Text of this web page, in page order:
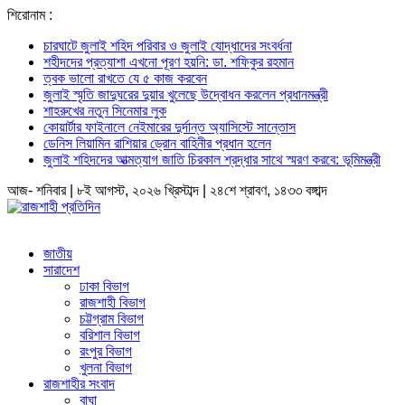
শিরোনাম :
চারঘাটে জুলাই শহিদ পরিবার ও জুলাই যোদ্ধাদের সংবর্ধনা
শহীদদের প্রত্যাশা এখনো পূরণ হয়নি: ডা. শফিকুর রহমান
ত্বক ভালো রাখতে যে ৫ কাজ করবেন
জুলাই স্মৃতি জাদুঘরের দুয়ার খুলেছে উদ্বোধন করলেন প্রধানমন্ত্রী
শাহরুখের নতুন সিনেমার লুক
কোয়ার্টার ফাইনালে নেইমারের দুর্দান্ত অ্যাসিস্টে সান্তোস
ডেনিস লিয়ামিন রাশিয়ার ড্রোন বাহিনীর প্রধান হলেন
জুলাই শহিদদের আত্মত্যাগ জাতি চিরকাল শ্রদ্ধার সাথে স্মরণ করবে: ভূমিমন্ত্রী
আজ- শনিবার | ৮ই আগস্ট, ২০২৬ খ্রিস্টাব্দ | ২৪শে শ্রাবণ, ১৪৩৩ বঙ্গাব্দ
জাতীয়
সারাদেশ
ঢাকা বিভাগ
রাজশাহী বিভাগ
চট্টগ্রাম বিভাগ
বরিশাল বিভাগ
রংপুর বিভাগ
খুলনা বিভাগ
রাজশাহীর সংবাদ
বাঘা